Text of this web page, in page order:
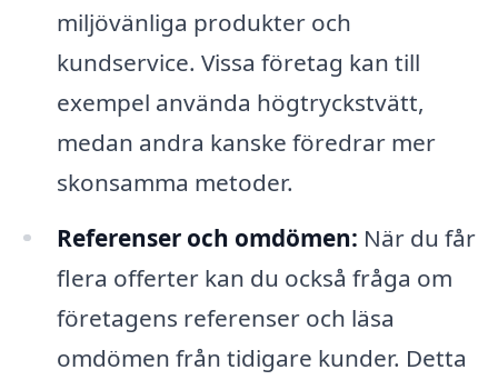
miljövänliga produkter och
kundservice. Vissa företag kan till
exempel använda högtryckstvätt,
medan andra kanske föredrar mer
skonsamma metoder.
Referenser och omdömen: När du får
flera offerter kan du också fråga om
företagens referenser och läsa
omdömen från tidigare kunder. Detta